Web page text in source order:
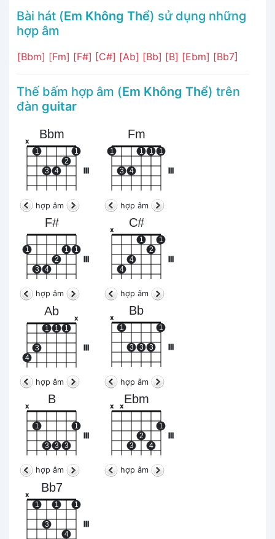
Bài hát (Em Không Thể) sử dụng những
hợp âm
[Bbm] [Fm] [F#] [C#] [Ab] [Bb] [B] [Ebm] [Bb7]
Thế bấm hợp âm (Em Không Thể) trên
đàn guitar
Bbm
x
1
3 4
2
1
hợp âm
Fm
1
3 4
1 1 1
hợp âm
F#
III
1
3 4
2
1 1
hợp âm
C#
x
4
4
1
2
1
hợp âm
Ab
III
4
3
1 1 1
x
hợp âm
Bb
x
1
3 3 3
1
hợp âm
B
III
x
1
3 3 3
1
hợp âm
Ebm
x x
3
2
4
1
hợp âm
Bb7
III
x
1
3
1
4
1